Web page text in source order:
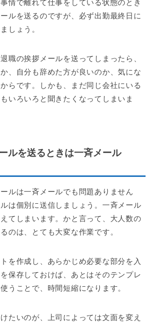
情で離れて仕事をしている状態のとき
ルを送るのですが、必ず出勤最終日に
しょう。
職の挨拶メールを送ってしまったら、
、自分も辞めた方が良いのか、気にな
らです。しかも、まだ同じ会社にいる
いろいろと聞きたくなってしまいま
ルを送るときは一斉メール
ルは一斉メールでも問題ありません
は個別に送信しましょう。一斉メール
てしまいます。かと言って、大人数の
のは、とても大変な作業です。
を作成し、あらかじめ必要な部分を入
保存しておけば、あとはそのテンプレ
うことで、時間短縮になります。
たいのが、上司によっては文面を変え